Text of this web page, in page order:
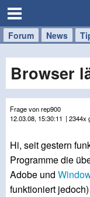
Forum News
Handy
Tablet
Windows
Mac
Browser
Frage von rep900
12.03.08, 15:30:11 | 2344x
Hi, seit gestern
Programme die
Adobe und
funktioniert jedoch)